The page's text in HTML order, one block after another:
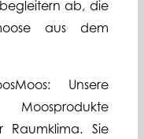
ab, die
aus dem
Unsere
Moosprodukte
Raumklima. Sie